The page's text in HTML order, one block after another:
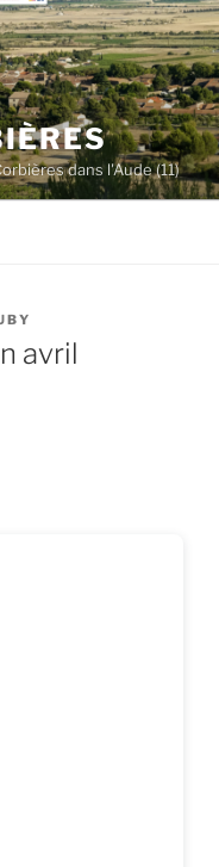
dans l'Aude (11)
avril